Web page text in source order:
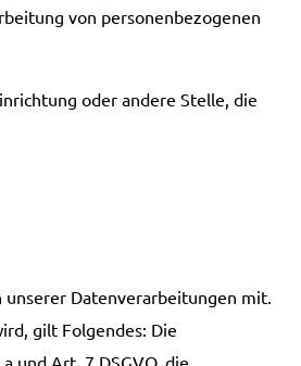
von personenbezogenen
oder andere Stelle, die
Datenverarbeitungen mit.
gilt Folgendes: Die
und Art. 7 DSGVO, die